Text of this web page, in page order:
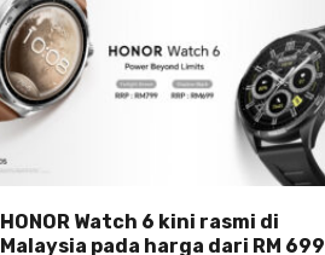
HONOR Watch 6 kini rasmi di
Malaysia pada harga dari RM 699